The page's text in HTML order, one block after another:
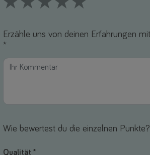
Erzähle uns von deinen Erfahrungen
*
Wie bewertest du die einzelnen Punkte?
Qualität *